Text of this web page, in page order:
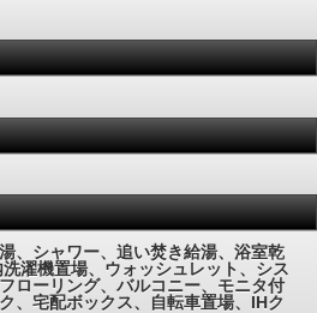
、シャワー、追い焚き給湯、浴室乾
濯機置場、ウォッシュレット、シス
ローリング、バルコニー、モニタ付
、宅配ボックス、自転車置場、IHク